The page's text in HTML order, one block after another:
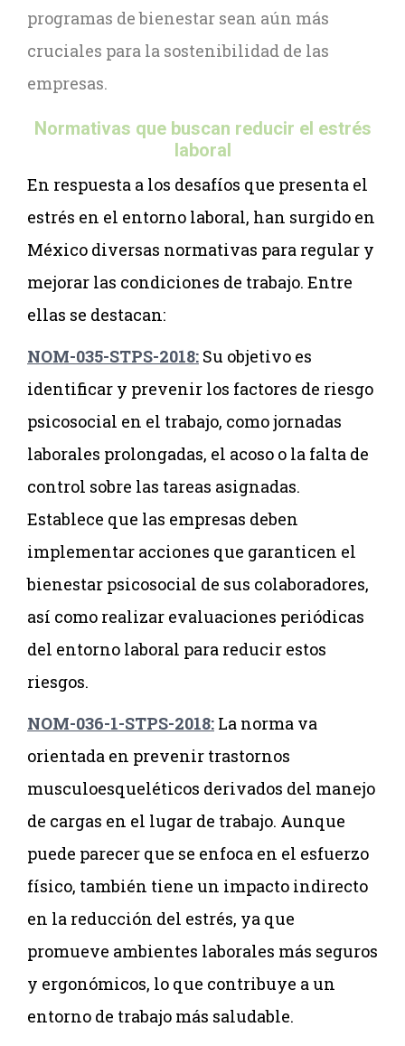
programas de bienestar sean aún más
cruciales para la sostenibilidad de las
empresas.
Normativas que buscan reducir el estrés
laboral
En respuesta a los desafíos que presenta el
estrés en el entorno laboral, han surgido en
México diversas normativas para regular y
mejorar las condiciones de trabajo. Entre
ellas se destacan:
NOM-035-STPS-2018: Su objetivo es
identificar y prevenir los factores de riesgo
psicosocial en el trabajo, como jornadas
laborales prolongadas, el acoso o la falta de
control sobre las tareas asignadas.
Establece que las empresas deben
implementar acciones que garanticen el
bienestar psicosocial de sus colaboradores,
así como realizar evaluaciones periódicas
del entorno laboral para reducir estos
riesgos.
NOM-036-1-STPS-2018: La norma va
orientada en prevenir trastornos
musculoesqueléticos derivados del manejo
de cargas en el lugar de trabajo. Aunque
puede parecer que se enfoca en el esfuerzo
físico, también tiene un impacto indirecto
en la reducción del estrés, ya que
promueve ambientes laborales más seguros
y ergonómicos, lo que contribuye a un
entorno de trabajo más saludable.